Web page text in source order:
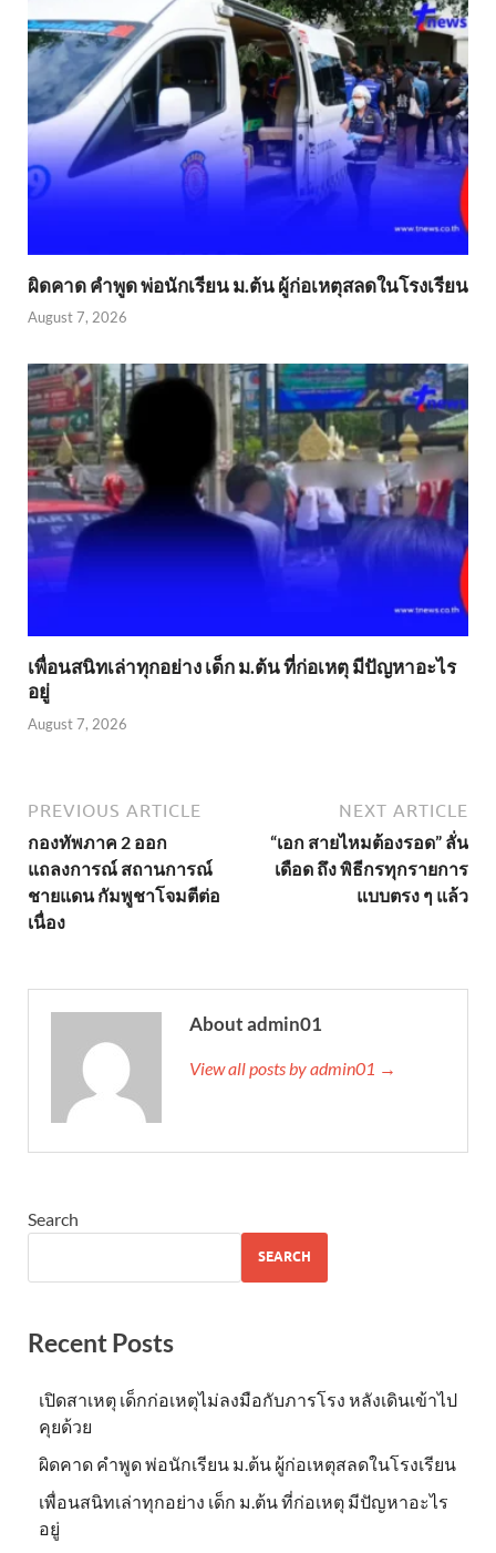
ผิดคาด คำพูด พ่อนักเรียน ม.ต้น ผู้ก่อเหตุสลดในโรงเรียน
August 7, 2026
เพื่อนสนิทเล่าทุกอย่าง เด็ก ม.ต้น ที่ก่อเหตุ มีปัญหาอะไร
อยู่
August 7, 2026
PREVIOUS ARTICLE
กองทัพภาค 2 ออก
แถลงการณ์ สถานการณ์
ชายแดน กัมพูชาโจมตีต่อ
เนื่อง
NEXT ARTICLE
“เอก สายไหมต้องรอด” ลั่น
เดือด ถึง พิธีกรทุกรายการ
แบบตรง ๆ แล้ว
About admin01
View all posts by admin01 →
Search
SEARCH
Recent Posts
เปิดสาเหตุ เด็กก่อเหตุไม่ลงมือกับภารโรง หลังเดินเข้าไป
คุยด้วย
ผิดคาด คำพูด พ่อนักเรียน ม.ต้น ผู้ก่อเหตุสลดในโรงเรียน
เพื่อนสนิทเล่าทุกอย่าง เด็ก ม.ต้น ที่ก่อเหตุ มีปัญหาอะไร
อยู่